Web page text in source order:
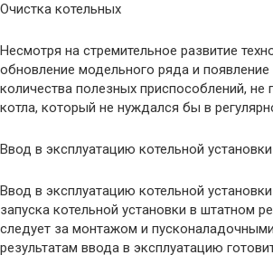
Очистка котельных
Несмотря на стремительное развитие
обновление модельного ряда и
количества полезных приспособлений, не
котла, который не нуждался бы в
Ввод в эксплуатацию котельной установки
Ввод в эксплуатацию котельной
запуска котельной установки в штатном
следует за монтажом и
результатам ввода в эксплуатацию